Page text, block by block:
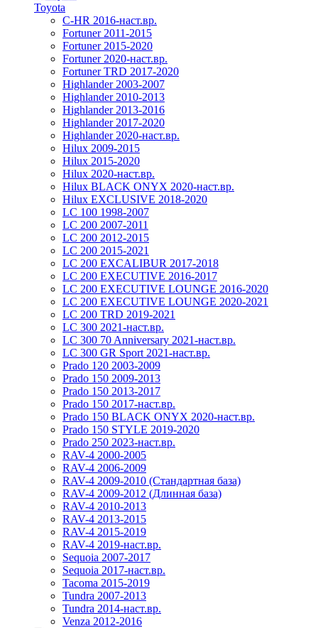
Toyota
C-HR 2016-наст.вр.
Fortuner 2011-2015
Fortuner 2015-2020
Fortuner 2020-наст.вр.
Fortuner TRD 2017-2020
Highlander 2003-2007
Highlander 2010-2013
Highlander 2013-2016
Highlander 2017-2020
Highlander 2020-наст.вр.
Hilux 2009-2015
Hilux 2015-2020
Hilux 2020-наст.вр.
Hilux BLACK ONYX 2020-наст.вр.
Hilux EXCLUSIVE 2018-2020
LC 100 1998-2007
LC 200 2007-2011
LC 200 2012-2015
LC 200 2015-2021
LC 200 EXCALIBUR 2017-2018
LC 200 EXECUTIVE 2016-2017
LC 200 EXECUTIVE LOUNGE 2016-2020
LC 200 EXECUTIVE LOUNGE 2020-2021
LC 200 TRD 2019-2021
LC 300 2021-наст.вр.
LC 300 70 Anniversary 2021-наст.вр.
LC 300 GR Sport 2021-наст.вр.
Prado 120 2003-2009
Prado 150 2009-2013
Prado 150 2013-2017
Prado 150 2017-наст.вр.
Prado 150 BLACK ONYX 2020-наст.вр.
Prado 150 STYLE 2019-2020
Prado 250 2023-наст.вр.
RAV-4 2000-2005
RAV-4 2006-2009
RAV-4 2009-2010 (Стандартная база)
RAV-4 2009-2012 (Длинная база)
RAV-4 2010-2013
RAV-4 2013-2015
RAV-4 2015-2019
RAV-4 2019-наст.вр.
Sequoia 2007-2017
Sequoia 2017-наст.вр.
Tacoma 2015-2019
Tundra 2007-2013
Tundra 2014-наст.вр.
Venza 2012-2016